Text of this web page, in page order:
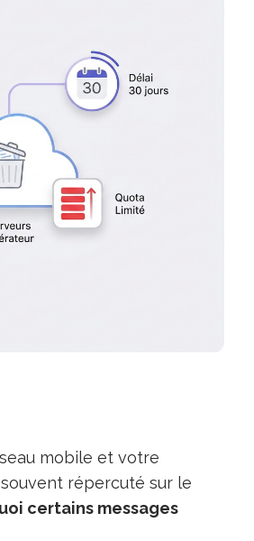
mobile et votre
souvent répercuté sur le
certains messages